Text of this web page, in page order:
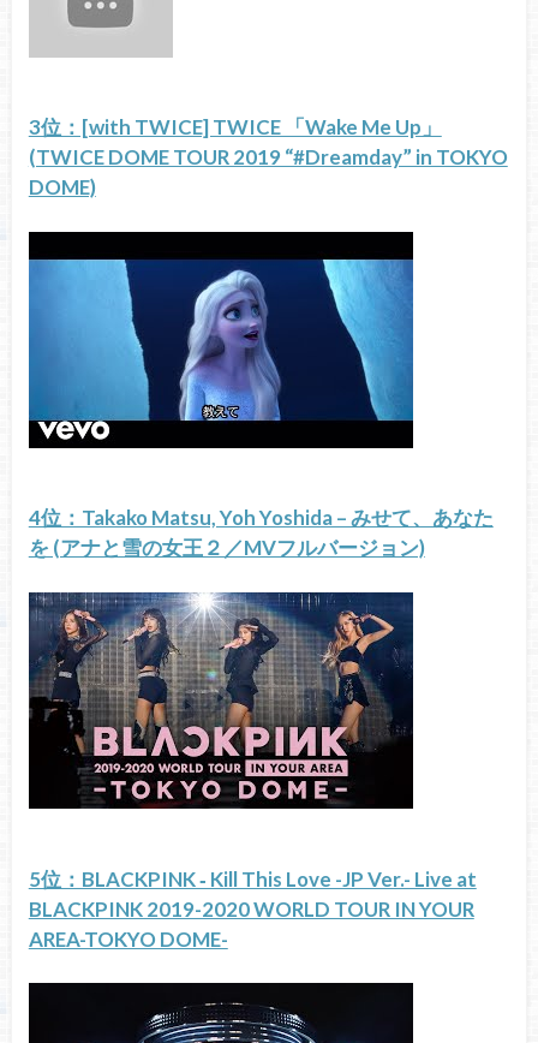
3位：[with TWICE] TWICE 「Wake Me Up」
(TWICE DOME TOUR 2019 “#Dreamday” in TOKYO
DOME)
4位：Takako Matsu, Yoh Yoshida – みせて、あなた
を (アナと雪の女王２／MVフルバージョン)
5位：BLACKPINK ‐ Kill This Love -JP Ver.- Live at
BLACKPINK 2019-2020 WORLD TOUR IN YOUR
AREA-TOKYO DOME-